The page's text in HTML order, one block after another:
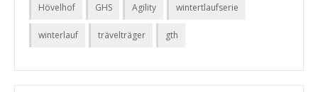
Hövelhof GHS Agility wintertlaufserie
winterlauf trävelträger gth